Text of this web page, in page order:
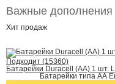
Важные дополнения
Хит продаж
Подходит (15360)
Батарейки Duracell (АА) 1 шт.
Батарейки типа АА